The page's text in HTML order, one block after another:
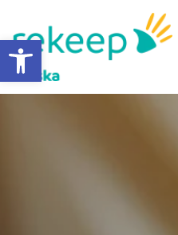
Otwórz pasek narzędzi